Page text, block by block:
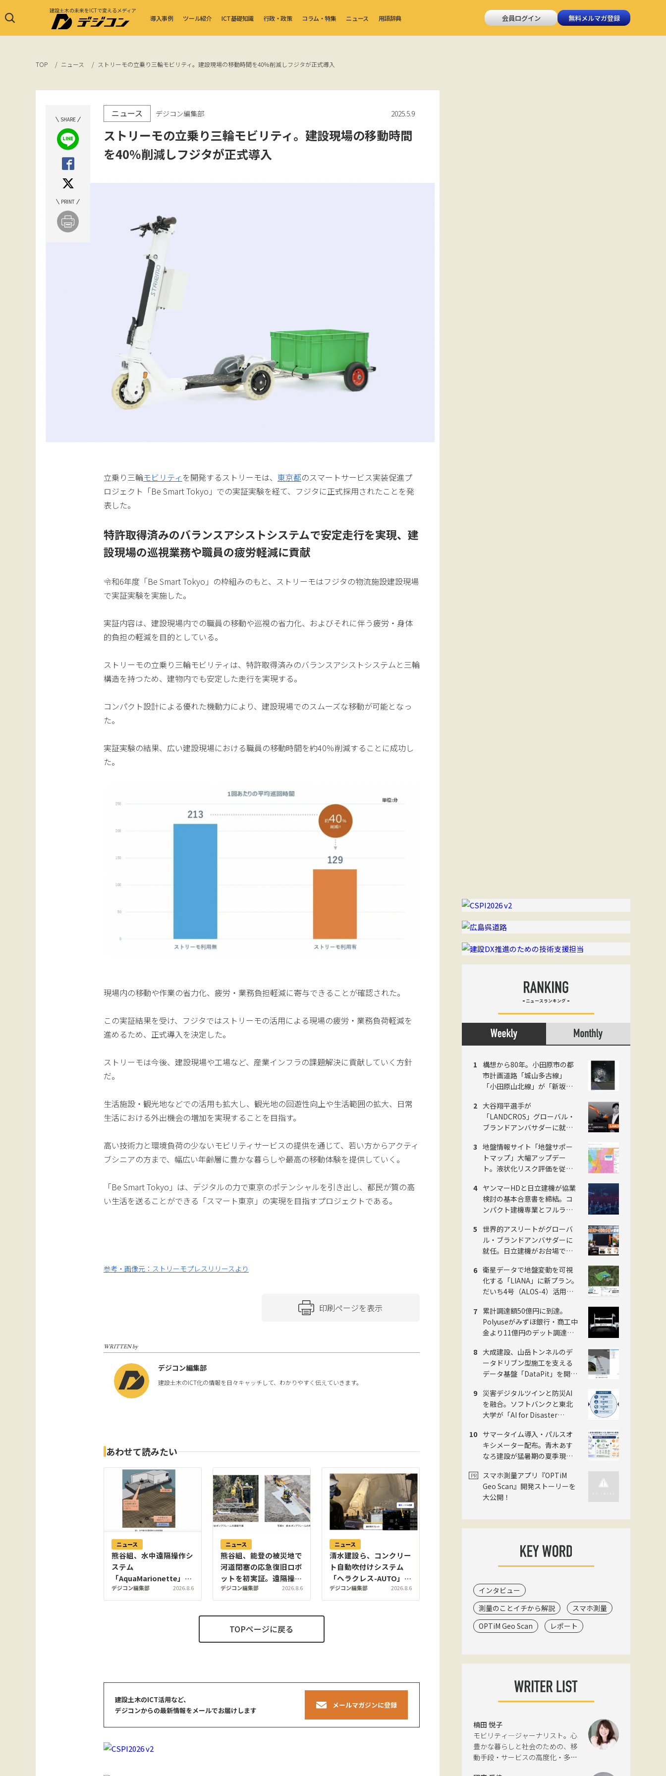
建設土木の未来をICTで変えるメディア
導入事例 ツール紹介 ICT基礎知識 行政・政策 コラム・特集 ニュース 用語辞典 会員ログイン 無料メルマガ登録
TOP ニュース ストリーモの立乗り三輪モビリティ。建設現場の移動時間を40％削減しフジタが正式導入
ニュース デジコン編集部 2025.5.9
ストリーモの立乗り三輪モビリティ。建設現場の移動時間
を40％削減しフジタが正式導入
立乗り三輪モビリティ を開発するストリーモは、 東京都のスマートサービス実装促進プ
ロジェクト「Be Smart Tokyo」での実証実験を経て、フジタに正式採用されたことを発
表した。
特許取得済みのバランスアシストシステムで安定走行を実現、建
設現場の巡視業務や職員の疲労軽減に貢献
令和6年度「Be Smart Tokyo」の枠組みのもと、ストリーモはフジタの物流施設建設現場
で実証実験を実施した。
実証内容は、建設現場内での職員の移動や巡視の省力化、およびそれに伴う疲労・身体
的負担の軽減を目的としている。
ストリーモの立乗り三輪モビリティは、特許取得済みのバランスアシストシステムと三輪
構造を持つため、建物内でも安定した走行を実現する。
コンパクト設計による優れた機動力により、建設現場でのスムーズな移動が可能となっ
た。
実証実験の結果、広い建設現場における職員の移動時間を約40％削減することに成功し
た。
現場内の移動や作業の省力化、疲労・業務負担軽減に寄与できることが確認された。
この実証結果を受け、フジタではストリーモの活用による現場の疲労・業務負荷軽減を
進めるため、正式導入を決定した。
ストリーモは今後、建設現場や工場など、産業インフラの課題解決に貢献していく方針
だ。
生活施設・観光地などでの活用も拡大し、観光地の回遊性向上や生活範囲の拡大、日常
生活における外出機会の増加を実現することを目指す。
高い技術力と環境負荷の少ないモビリティサービスの提供を通じて、若い方からアクティ
ブシニアの方まで、幅広い年齢層に豊かな暮らしや最高の移動体験を提供していく。
「Be Smart Tokyo」は、デジタルの力で東京のポテンシャルを引き出し、都民が質の高
い生活を送ることができる「スマート東京」の実現を目指すプロジェクトである。
参考・画像元：ストリーモプレスリリースより
印刷ページを表示
WRITTEN by
デジコン編集部
建設土木のICT化の情報を日々キャッチして、わかりやすく伝えていきます。
あわせて読みたい
ニュース
熊谷組、水中遠隔操作シ
ステム
「AquaMarionette」の
実証に成功。水深32m
で数cm精度の絶対座標
デジコン編集部 2026.8.6
ニュース
熊谷組、能登の被災地で
河道閉塞の応急復旧ロボ
ットを初実証。遠隔操作
で水際に排水ポンプを安
全に設置
デジコン編集部 2026.8.6
ニュース
清水建設ら、コンクリー
ト自動吹付けシステム
「ヘラクレス-AUTO」を
トンネル現場に適用。粉
じんの中でも吹付け厚を
デジコン編集部 2026.8.6
TOPページに戻る
建設土木のICT活用など、
デジコンからの最新情報をメールでお届けします
メールマガジンに登録
SHARE
PRINT
ニュースランキング
構想から80年。小田原市の都
市計画道路「城山多古線」
「小田原山北線」が「新坂下
地域の南北軸に
大谷翔平選手が
「LANDCROS」グローバル・
ブランドアンバサダーに就
表会をお台場で開催
地盤情報サイト「地盤サポー
トマップ」大幅アップデー
ト。液状化リスク評価を従来4
ンホームシールド社
ヤンマーHDと日立建機が協業
検討の基本合意書を締結。コ
ンパクト建機専業とフルライ
世界的アスリートがグローバ
ル・ブランドアンバサダーに
就任。日立建機がお台場で
を発表・巨大油圧ショベル乗
車体験も
衛星データで地盤変動を可視
化する「LIANA」に新プラン。
だいち4号（ALOS-4）活用で
JSAT・ゼンリン・日本工営の
3社
累計調達額50億円に到達。
Polyuseがみずほ銀行・商工中
金より11億円のデット調達・
AI進化を加速
大成建設、山岳トンネルのデ
ータドリブン型施工を支える
データ基盤「DataPit」を開
を月3日から5分へ短縮
災害デジタルツインと防災AI
を融合。ソフトバンクと東北
大学が「AI for Disaster
に設立
サマータイム導入・パルスオ
キシメーター配布。青木あす
なろ建設が猛暑期の夏季現場
開始
スマホ測量アプリ『OPTiM
Geo Scan』開発ストーリーを
大公開！
インタビュー
測量のことイチから解説
スマホ測量
OPTiM Geo Scan
レポート
楠田 悦子
モビリティ―ジャーナリスト。心
豊かな暮らしと社会のための、移
動手段・サービスの高度化・多様